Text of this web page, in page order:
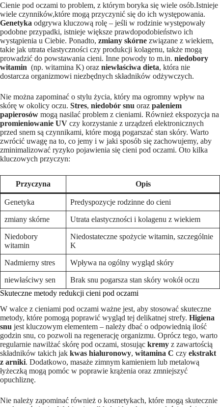
Cienie pod oczami to problem, z którym ⁤boryka ⁢się wiele ⁢osób.Istnieje
wiele ⁤czynników,które mogą przyczynić‍ się ⁤do ich występowania.
Genetyka odgrywa kluczową rolę – jeśli w ⁤rodzinie występowały
podobne przypadki, istnieje większe prawdopodobieństwo ich
wystąpienia u Ciebie. Ponadto, zmiany skórne związane z wiekiem,⁣
takie jak utrata elastyczności czy produkcji kolagenu, także mogą
prowadzić do powstawania cieni. ‌Inne ‍powody ​to​ m.in. niedobory‍
witamin ⁣ (np. ‌witamina K) oraz​ niewłaściwa dieta, która nie⁣
dostarcza organizmowi ⁣niezbędnych składników odżywczych.
Nie​ można zapominać o stylu życia,‌ który ma ogromny wpływ‌ na
skórę‍ w okolicy oczu.⁤ Stres, niedobór snu oraz paleniem
papierosów mogą ⁢nasilać problem z cieniami. Również ekspozycja na
promieniowanie UV czy ‍korzystanie z urządzeń elektronicznych
⁣przed⁤ snem są czynnikami, które⁣ mogą pogarszać stan​ skóry. Warto
zwrócić uwagę na to, co jemy i w jaki sposób się zachowujemy,⁢ aby
zminimalizować ryzyko pojawienia się cieni pod oczami. Oto kilka
kluczowych przyczyn:
Przyczyna Opis
Genetyka Predyspozycje rodzinne do cieni
zmiany ​skórne Utrata elastyczności i kolagenu z ⁤wiekiem
Niedobory
⁣witamin
Niedostateczne spożycie witamin, szczególnie
K
Nadmierny stres Wpływa na⁢ ogólny wygląd skóry
niewłaściwy sen
Brak snu pogarsza stan skóry ⁣wokół oczu
Skuteczne metody ⁣redukcji cieni pod oczami
W walce‍ z cieniami‍ pod‌ oczami ważne jest, aby stosować skuteczne
⁤metody, które pomogą⁢ poprawić wygląd tej delikatnej⁢ strefy. Higiena
snu jest ⁢kluczowym elementem – należy dbać o⁤ odpowiednią ilość
godzin snu,⁣ co ⁢pozwoli na ‌regenerację organizmu. Oprócz tego, warto
regularnie nawilżać skórę pod ‌oczami, stosując kremy z zawartością
składników⁤ takich jak kwas hialuronowy, witamina‌ C czy ekstrakt
z arniki. Dodatkowo, masaże zimnym‌ kamieniem lub metalową
łyżeczką mogą pomóc w poprawie krążenia oraz zmniejszyć
opuchliznę.
Nie ⁢należy zapominać​ również⁤ o kosmetykach, które mogą skutecznie